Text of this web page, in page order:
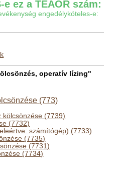
e ez a TEÁOR szám:
engedélyköteles-e:
operatív lízing"
(773)
kölcsönzése (7739)
(7732)
számítógép) (7733)
(7735)
(7731)
(7734)